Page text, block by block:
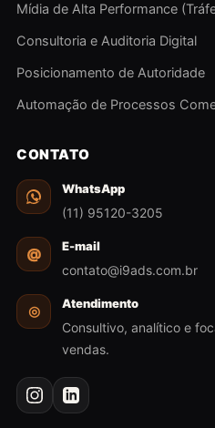
Mídia de Alta Performance
Consultoria e Auditoria Digital
Posicionamento de Autoridade
Automação de Processos
CONTATO
WhatsApp
(11) 95120-3205
@ E-mail
contato@i9ads.com.br
◎ Atendimento
Consultivo, analítico e
vendas.